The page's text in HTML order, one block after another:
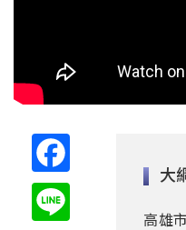
大
高雄